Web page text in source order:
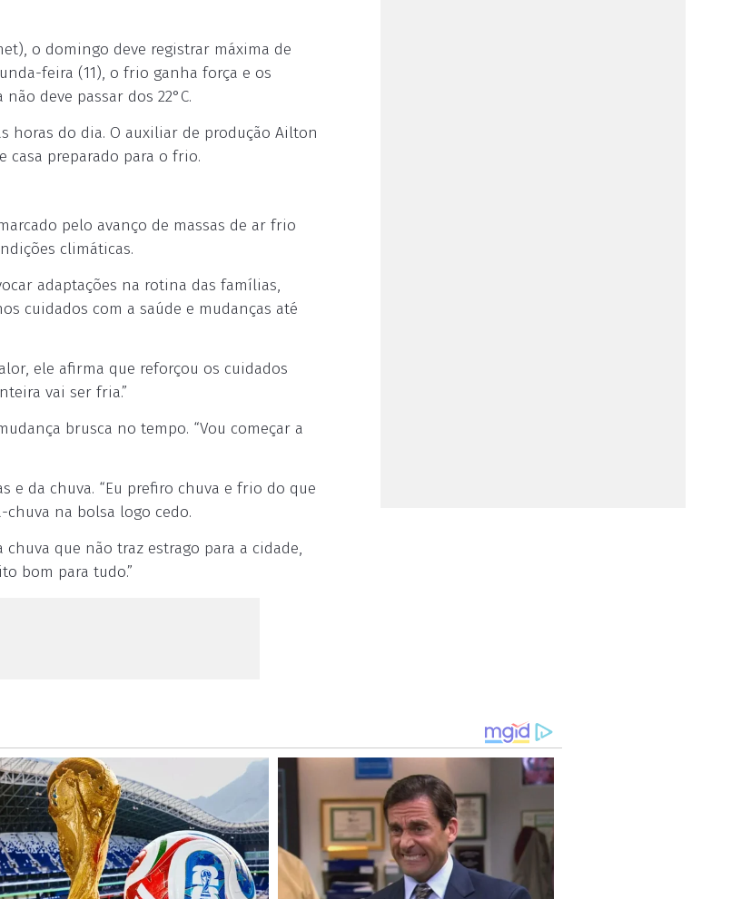
o domingo deve registrar máxima de
feira (11), o frio ganha força e os
deve passar dos 22°C.
horas do dia. O auxiliar de produção Ailton
casa preparado para o frio.
pelo avanço de massas de ar frio
climáticas.
adaptações na rotina das famílias,
cuidados com a saúde e mudanças até
ele afirma que reforçou os cuidados
vai ser fria.”
brusca no tempo. “Vou começar a
e da chuva. “Eu prefiro chuva e frio do que
chuva na bolsa logo cedo.
que não traz estrago para a cidade,
bom para tudo.”